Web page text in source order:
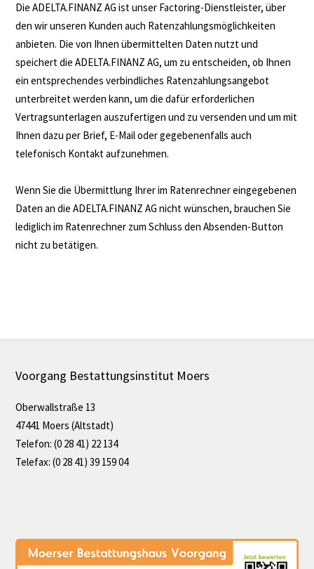
PLZ
Ort
Telefon
E-Mail-Adresse
Die Datenschutzerklärung der
ADELTA.FINANZ AG finden Sie hier.
Die ADELTA.FINANZ AG ist unser Factoring-Dienstleister, über
den wir unseren Kunden auch Ratenzahlungsmöglichkeiten
anbieten. Die von Ihnen übermittelten Daten nutzt und
speichert die ADELTA.FINANZ AG, um zu entscheiden, ob Ihnen
ein entsprechendes verbindliches Ratenzahlungsangebot
unterbreitet werden kann, um die dafür erforderlichen
Vertragsunterlagen auszufertigen und zu versenden und um mit
Ihnen dazu per Brief, E-Mail oder gegebenenfalls auch
telefonisch Kontakt aufzunehmen.
Wenn Sie die Übermittlung Ihrer im Ratenrechner eingegebenen
Daten an die ADELTA.FINANZ AG nicht wünschen, brauchen Sie
lediglich im Ratenrechner zum Schluss den Absenden-Button
nicht zu betätigen.
Voorgang Bestattungsinstitut Moers
Oberwallstraße 13
47441 Moers (Altstadt)
Telefon: (0 28 41) 22 134
Telefax: (0 28 41) 39 159 04